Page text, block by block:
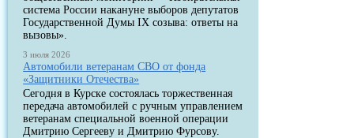
система России накануне выборов депутатов
Государственной Думы IX созыва: ответы на
вызовы».
3 июля 2026
Автомобили ветеранам СВО от фонда
«Защитники Отечества»
Сегодня в Курске состоялась торжественная
передача автомобилей с ручным управлением
ветеранам специальной военной операции
Дмитрию Сергееву и Дмитрию Фурсову.